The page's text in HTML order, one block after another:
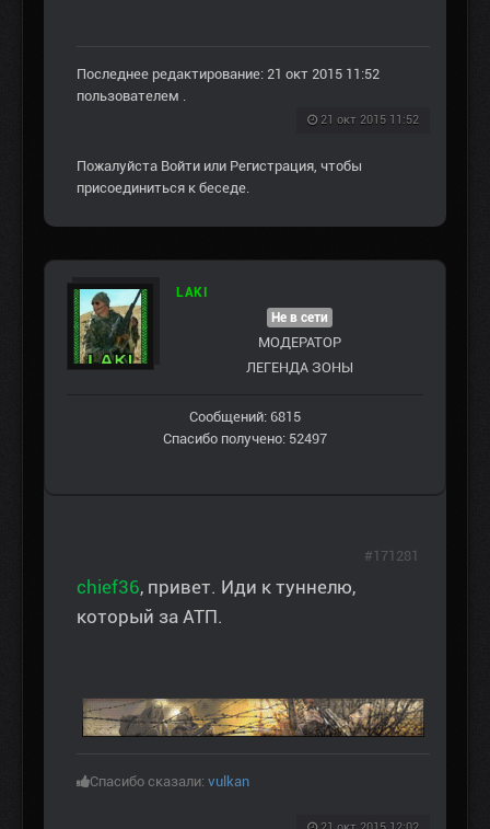
Последнее редактирование: 21 окт 2015 11:52
пользователем .
21 окт 2015 11:52
Пожалуйста Войти или Регистрация, чтобы
присоединиться к беседе.
LAKI
Не в сети
МОДЕРАТОР
ЛЕГЕНДА ЗОНЫ
Сообщений: 6815
Спасибо получено: 52497
chief36, привет. Иди к туннелю,
который за АТП.
Спасибо сказали: vulkan
#171281